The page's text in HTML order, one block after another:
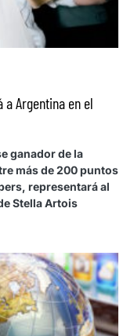
Argentina en el
ganador de la
más de 200 puntos
representará al
Stella Artois